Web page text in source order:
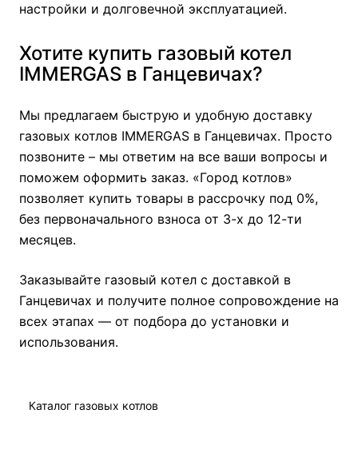
настройки и долговечной эксплуатацией.
Хотите купить газовый котел
IMMERGAS в Ганцевичах?
Мы предлагаем быструю и удобную доставку
газовых котлов IMMERGAS в Ганцевичах. Просто
позвоните – мы ответим на все ваши вопросы и
поможем оформить заказ. «Город котлов»
позволяет купить товары в рассрочку под 0%,
без первоначального взноса от 3-х до 12-ти
месяцев.
Заказывайте газовый котел с доставкой в
Ганцевичах и получите полное сопровождение на
всех этапах — от подбора до установки и
использования.
Каталог газовых котлов